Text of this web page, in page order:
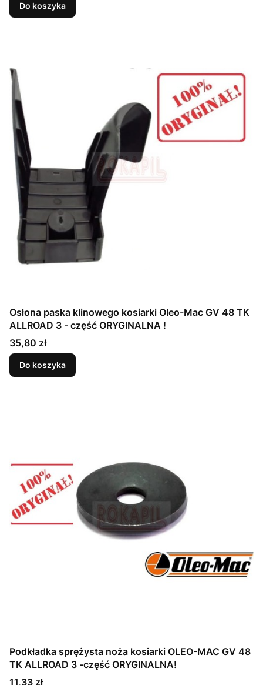
Do koszyka
Osłona paska klinowego kosiarki Oleo-Mac GV 48 TK
ALLROAD 3 - część ORYGINALNA !
Cena
35,80 zł
Do koszyka
Podkładka sprężysta noża kosiarki OLEO-MAC GV 48
TK ALLROAD 3 -część ORYGINALNA!
Cena
11,33 zł